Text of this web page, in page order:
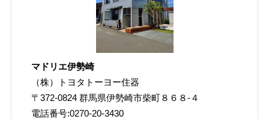
マドリエ伊勢崎
（株）トヨタトーヨー住器
〒 372-0824 群馬県伊勢崎市柴町８６８-４
電話番号:0270-20-3430